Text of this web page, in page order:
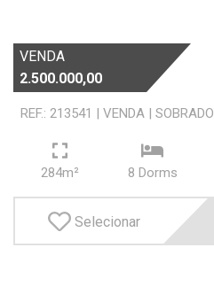
OK
VENDA
2.500.000,00
REF.: 213541 | VENDA | SOBRADO
284m² 8 Dorms
Selecionar